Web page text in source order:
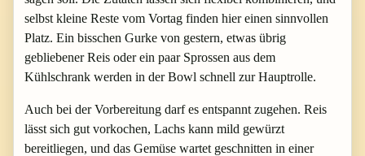
selbst kleine Reste vom Vortag finden hier einen sinnvollen
Platz. Ein bisschen Gurke von gestern, etwas übrig
gebliebener Reis oder ein paar Sprossen aus dem
Kühlschrank werden in der Bowl schnell zur Hauptrolle.
Auch bei der Vorbereitung darf es entspannt zugehen. Reis
lässt sich gut vorkochen, Lachs kann mild gewürzt
bereitliegen, und das Gemüse wartet geschnitten in einer